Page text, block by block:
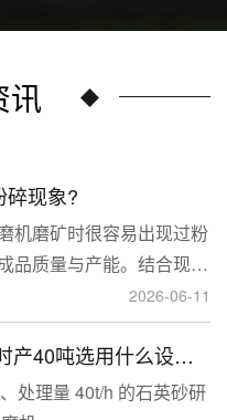
讯
碎现象?
机磨矿时很容易出现过粉
品质量与产能。结合现场
、运行参数、配套设备多
2026-06-11
石英砂3mm研磨至0.5mm，时产40吨选用什么设备？
处理量 40t/h 的石英砂研